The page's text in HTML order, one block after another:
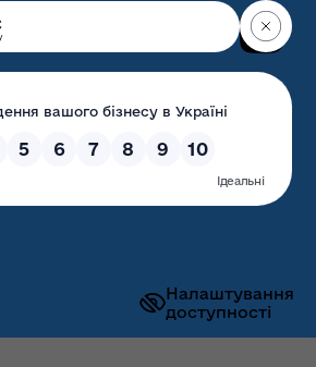
Налаштування
доступності
обласна
адміністрація